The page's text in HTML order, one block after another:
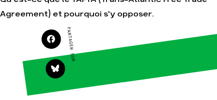
Faire un don
S'engager sur le
terrain
Agir au quotidien
campagnes
Climat – Énergie
Agreement) et pourquoi s'y opposer.
PARTAGER SUR